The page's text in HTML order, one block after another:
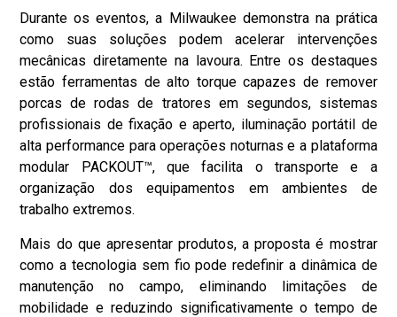
Durante os eventos, a Milwaukee demonstra na prática
como suas soluções podem acelerar intervenções
mecânicas diretamente na lavoura. Entre os destaques
estão ferramentas de alto torque capazes de remover
porcas de rodas de tratores em segundos, sistemas
profissionais de fixação e aperto, iluminação portátil de
alta performance para operações noturnas e a plataforma
modular PACKOUT™, que facilita o transporte e a
organização dos equipamentos em ambientes de
trabalho extremos.
Mais do que apresentar produtos, a proposta é mostrar
como a tecnologia sem fio pode redefinir a dinâmica de
manutenção no campo, eliminando limitações de
mobilidade e reduzindo significativamente o tempo de